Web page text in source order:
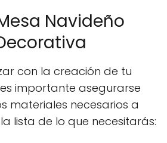
Navideño
con la creación de tu
importante asegurarse
materiales necesarios a
lista de lo que necesitarás: